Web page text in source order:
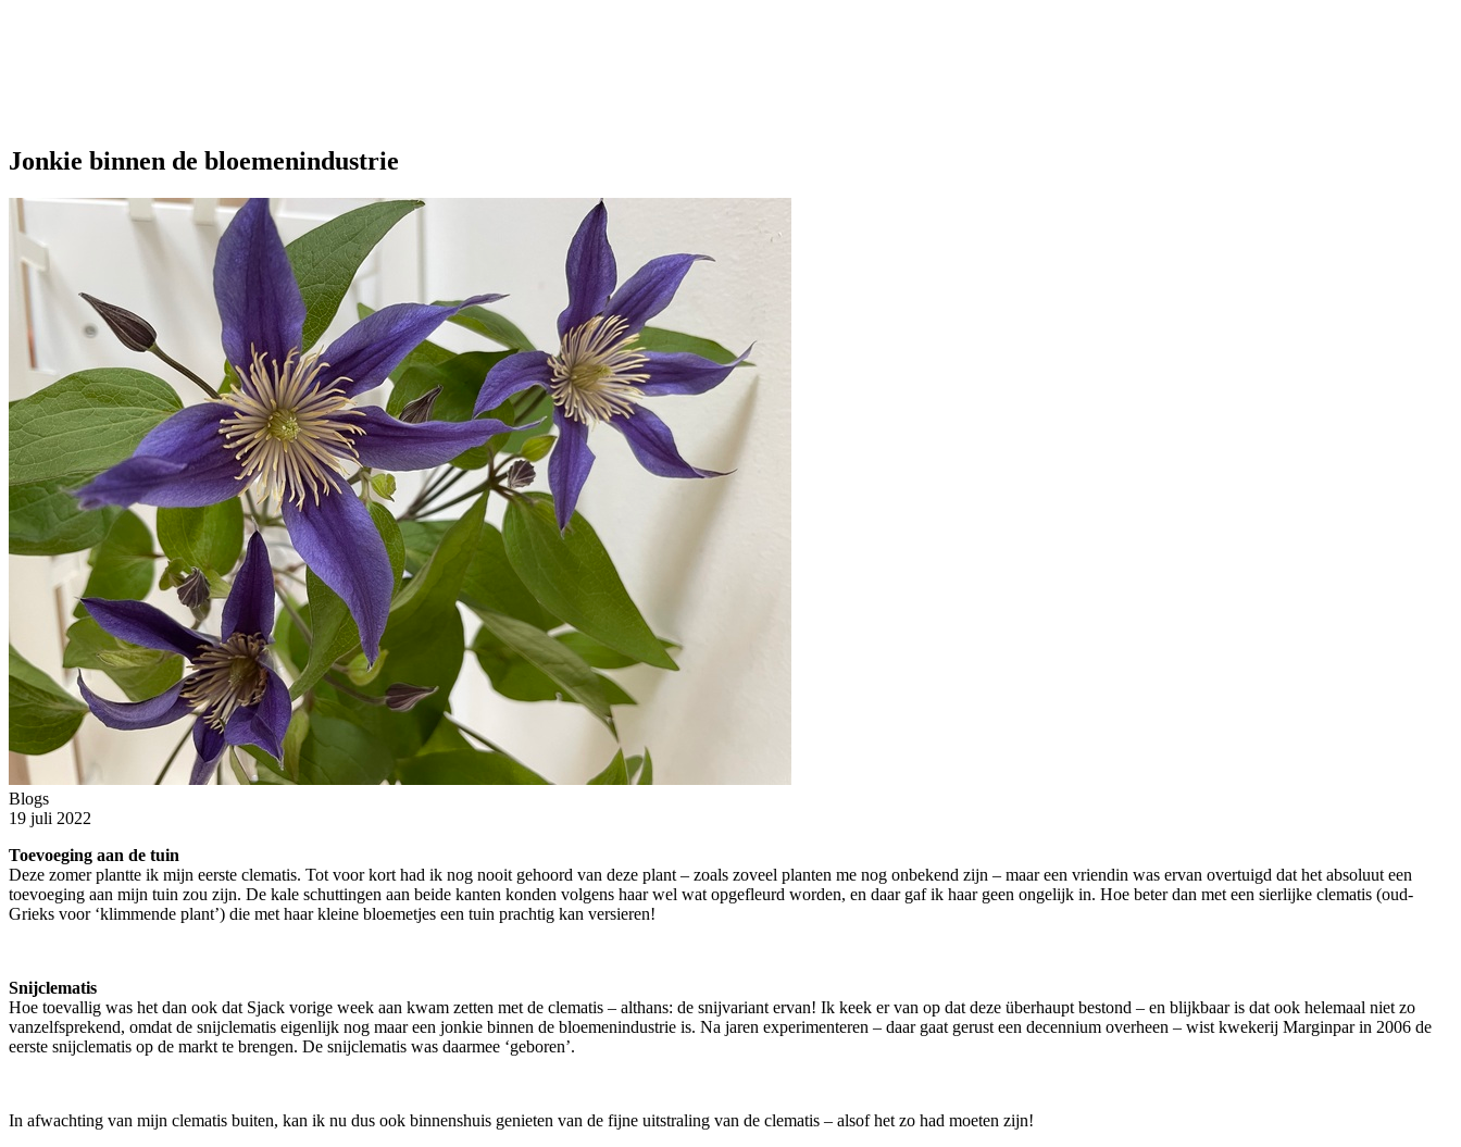
Jonkie binnen de bloemenindustrie
Blogs
19 juli 2022
Toevoeging aan de tuin
Deze zomer plantte ik mijn eerste clematis. Tot voor kort had ik nog nooit gehoord van deze plant – zoals zoveel planten me nog onbekend zijn – maar een vriendin was ervan overtuigd dat het absoluut een
toevoeging aan mijn tuin zou zijn. De kale schuttingen aan beide kanten konden volgens haar wel wat opgefleurd worden, en daar gaf ik haar geen ongelijk in. Hoe beter dan met een sierlijke clematis (oud-
Grieks voor ‘klimmende plant’) die met haar kleine bloemetjes een tuin prachtig kan versieren!
Snijclematis
Hoe toevallig was het dan ook dat Sjack vorige week aan kwam zetten met de clematis – althans: de snijvariant ervan! Ik keek er van op dat deze überhaupt bestond – en blijkbaar is dat ook helemaal niet zo
vanzelfsprekend, omdat de snijclematis eigenlijk nog maar een jonkie binnen de bloemenindustrie is. Na jaren experimenteren – daar gaat gerust een decennium overheen – wist kwekerij Marginpar in 2006 de
eerste snijclematis op de markt te brengen. De snijclematis was daarmee ‘geboren’.
In afwachting van mijn clematis buiten, kan ik nu dus ook binnenshuis genieten van de fijne uitstraling van de clematis – alsof het zo had moeten zijn!